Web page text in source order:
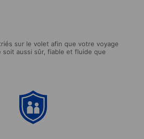
sur le volet afin que votre voyage
soit aussi sûr, fiable et fluide que